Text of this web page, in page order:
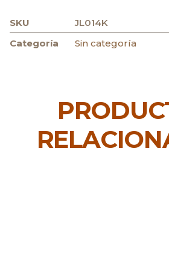
SKU
JL014K
Categoría
Sin categoría